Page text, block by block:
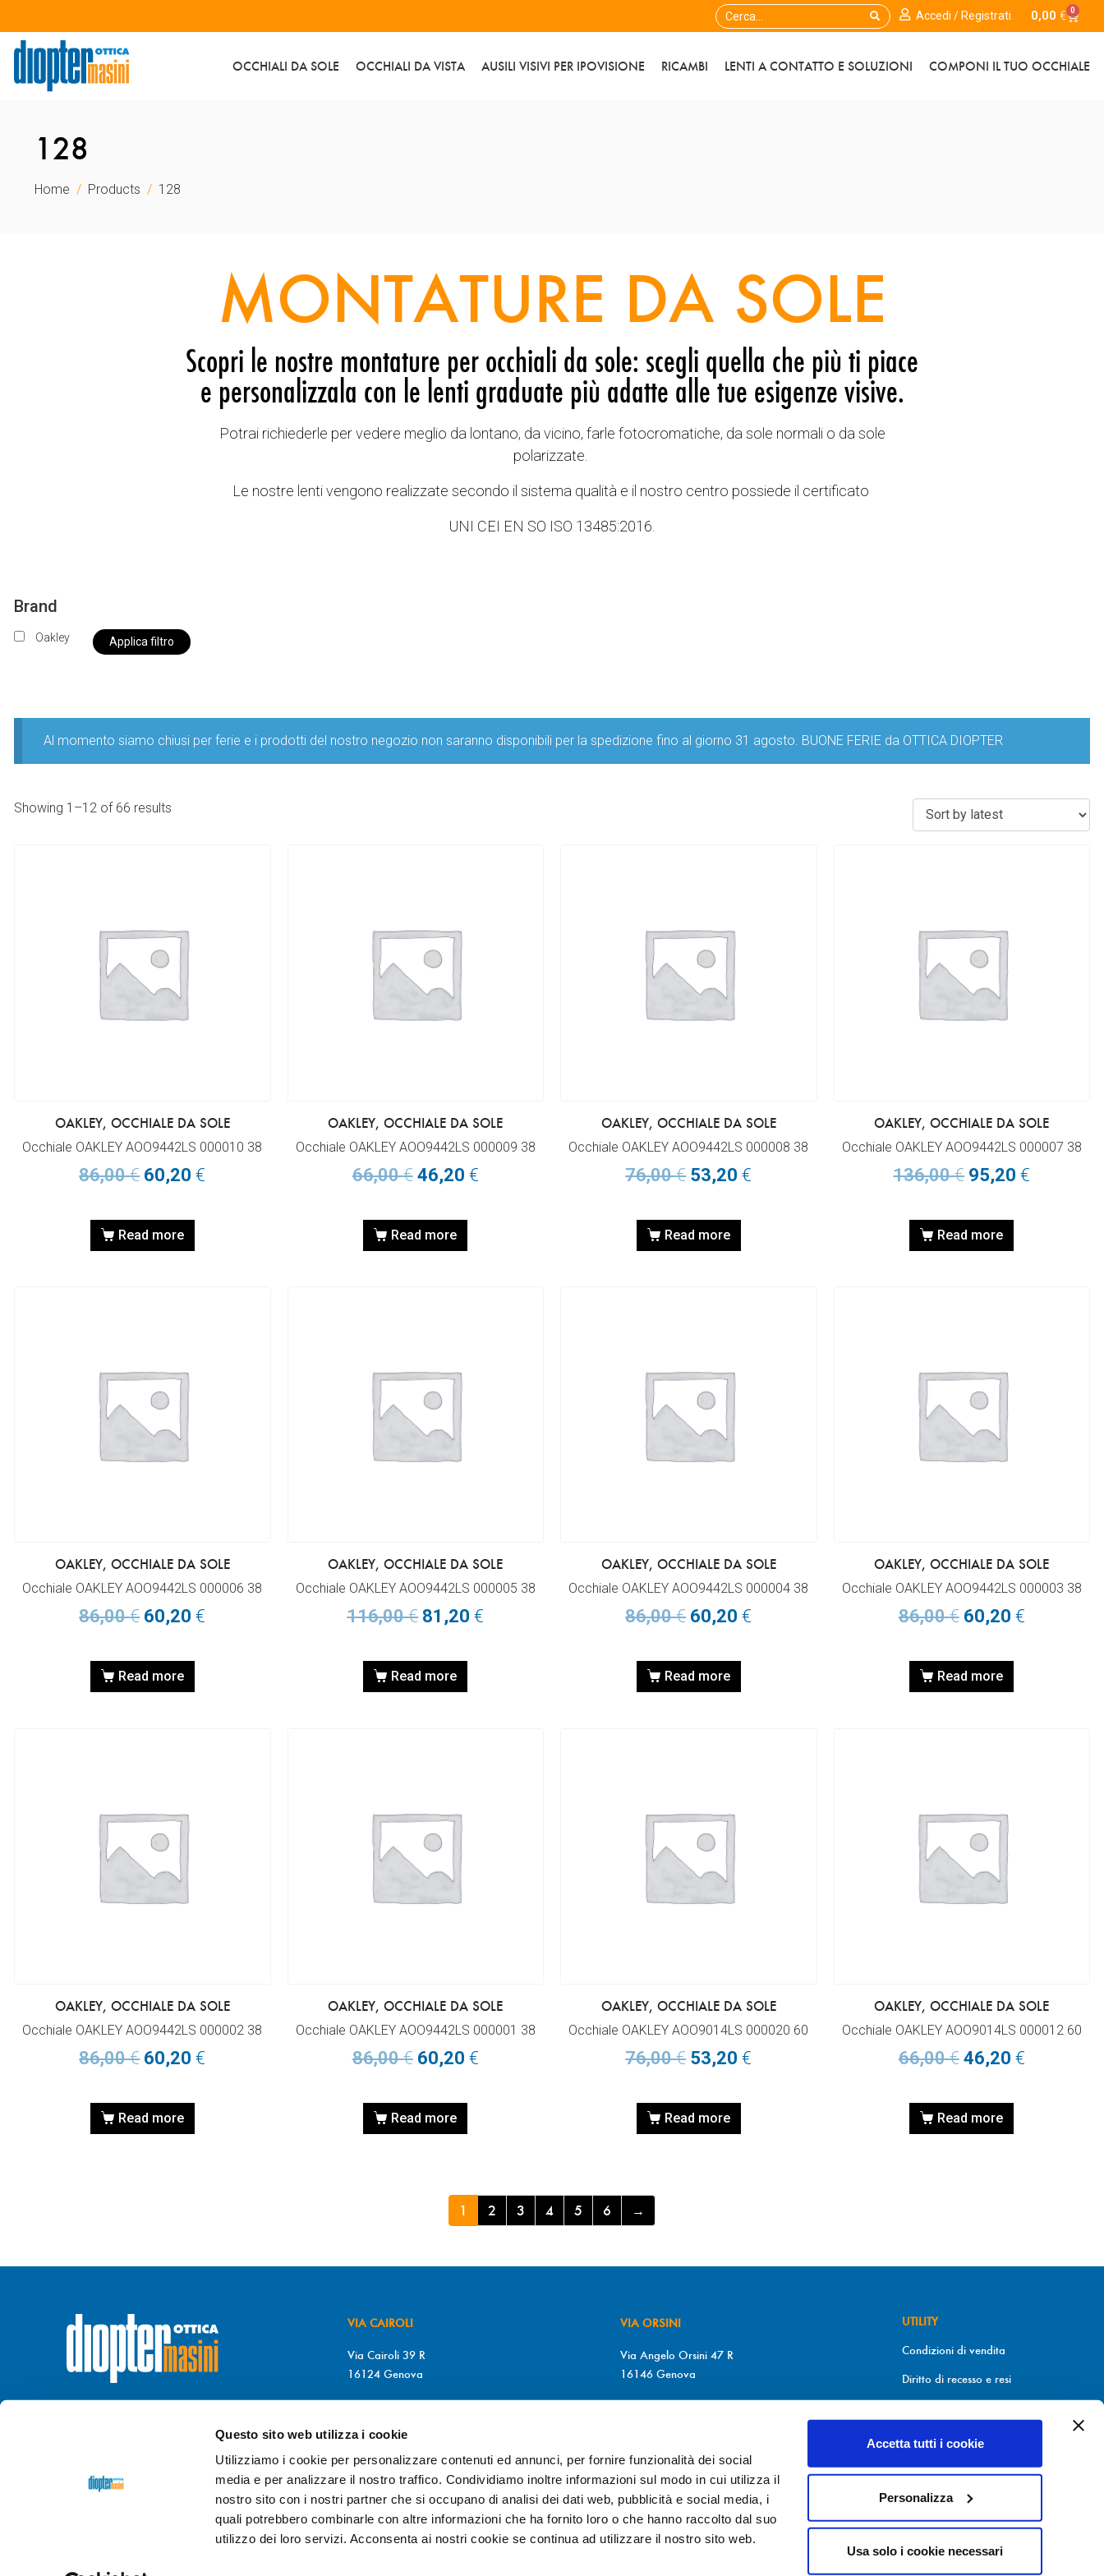
Questo sito web utilizza i cookie
Utilizziamo i cookie per personalizzare contenuti ed annunci, per fornire funzionalità dei social
media e per analizzare il nostro traffico. Condividiamo inoltre informazioni sul modo in cui utilizza il
nostro sito con i nostri partner che si occupano di analisi dei dati web, pubblicità e social media, i
quali potrebbero combinarle con altre informazioni che ha fornito loro o che hanno raccolto dal suo
utilizzo dei loro servizi. Acconsenta ai nostri cookie se continua ad utilizzare il nostro sito web.
Accetta tutti i cookie
Personalizza
Usa solo i cookie necessari
Accedi / Registrati 0,00 € 0
OCCHIALI DA SOLE OCCHIALI DA VISTA AUSILI VISIVI PER IPOVISIONE RICAMBI LENTI A CONTATTO E SOLUZIONI COMPONI IL TUO OCCHIALE
128
Home Products 128
MONTATURE DA SOLE
Scopri le nostre montature per occhiali da sole: scegli quella che più ti piace
e personalizzala con le lenti graduate più adatte alle tue esigenze visive.
Potrai richiederle per vedere meglio da lontano, da vicino, farle fotocromatiche, da sole normali o da sole
polarizzate.
Le nostre lenti vengono realizzate secondo il sistema qualità e il nostro centro possiede il certificato
UNI CEI EN SO ISO 13485:2016.
Brand
Oakley Applica filtro
Al momento siamo chiusi per ferie e i prodotti del nostro negozio non saranno disponibili per la spedizione fino al giorno 31 agosto. BUONE FERIE da OTTICA DIOPTER
Showing 1–12 of 66 results
OAKLEY, OCCHIALE DA SOLE
Occhiale OAKLEY AOO9442LS 000010 38
86,00€ 60,20€
Read more
OAKLEY, OCCHIALE DA SOLE
Occhiale OAKLEY AOO9442LS 000009 38
66,00€ 46,20 €
Read more
OAKLEY, OCCHIALE DA SOLE
Occhiale OAKLEY AOO9442LS 000008 38
76,00€ 53,20€
Read more
OAKLEY, OCCHIALE DA SOLE
Occhiale OAKLEY AOO9442LS 000007 38
136,00€ 95,20€
Read more
OAKLEY, OCCHIALE DA SOLE
Occhiale OAKLEY AOO9442LS 000006 38
86,00€ 60,20€
Read more
OAKLEY, OCCHIALE DA SOLE
Occhiale OAKLEY AOO9442LS 000005 38
116,00€ 81,20€
Read more
OAKLEY, OCCHIALE DA SOLE
Occhiale OAKLEY AOO9442LS 000004 38
86,00€ 60,20€
Read more
OAKLEY, OCCHIALE DA SOLE
Occhiale OAKLEY AOO9442LS 000003 38
86,00€ 60,20 €
Read more
OAKLEY, OCCHIALE DA SOLE
Occhiale OAKLEY AOO9442LS 000002 38
86,00€ 60,20€
Read more
OAKLEY, OCCHIALE DA SOLE
Occhiale OAKLEY AOO9442LS 000001 38
86,00€ 60,20 €
Read more
OAKLEY, OCCHIALE DA SOLE
Occhiale OAKLEY AOO9014LS 000020 60
76,00€ 53,20€
Read more
OAKLEY, OCCHIALE DA SOLE
Occhiale OAKLEY AOO9014LS 000012 60
66,00€ 46,20 €
Read more
1 2 3 4 5 6 →
VIA CAIROLI
Via Cairoli 39 R
16124 Genova
da MARTEDÌ a SABATO
9.00/12.30 – 15.30/19.30
GIOVEDÌ
9.00/19.30
info@otticadiopter.com
VIA ORSINI
Via Angelo Orsini 47 R
16146 Genova
Da LUNEDÌ a GIOVEDÌ
9.00/12.30 – 15.30/19.30
VENERDÌ
9.00/19.30
info@otticadiopter.com
UTILITY
Condizioni di vendita
Diritto di recesso e resi
Informativa sui cookies
Informativa sulla Privacy